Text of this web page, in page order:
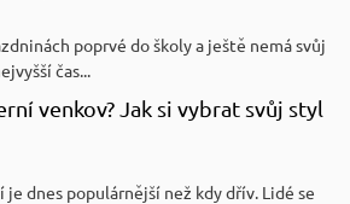
poprvé do školy a ještě nemá svůj
čas...
venkov? Jak si vybrat svůj styl
dnes populárnější než kdy dřív. Lidé se